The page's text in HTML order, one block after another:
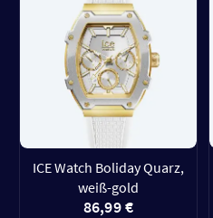
ICE Watch Boliday Quarz,
weiß-gold
86,99 €